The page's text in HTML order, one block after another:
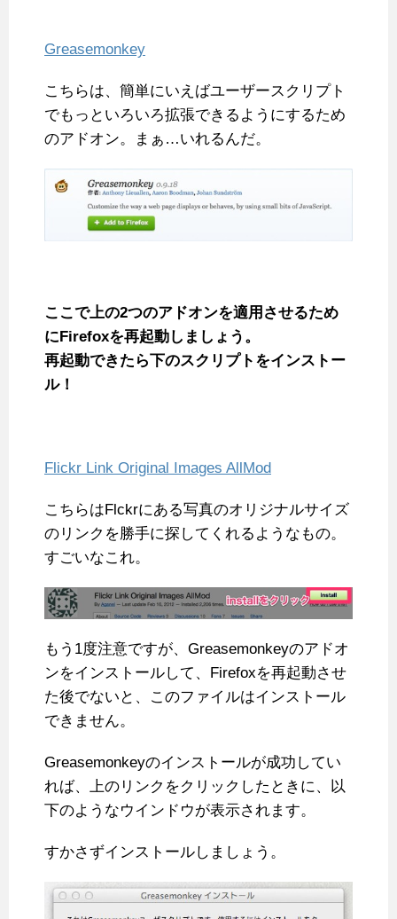
Greasemonkey
こちらは、簡単にいえばユーザースクリプト
でもっといろいろ拡張できるようにするため
のアドオン。まぁ…いれるんだ。
ここで上の2つのアドオンを適用させるため
にFirefoxを再起動しましょう。
再起動できたら下のスクリプトをインストー
ル！
Flickr Link Original Images AllMod
こちらはFlckrにある写真のオリジナルサイズ
のリンクを勝手に探してくれるようなもの。
すごいなこれ。
もう1度注意ですが、Greasemonkeyのアドオ
ンをインストールして、Firefoxを再起動させ
た後でないと、このファイルはインストール
できません。
Greasemonkeyのインストールが成功してい
れば、上のリンクをクリックしたときに、以
下のようなウインドウが表示されます。
すかさずインストールしましょう。